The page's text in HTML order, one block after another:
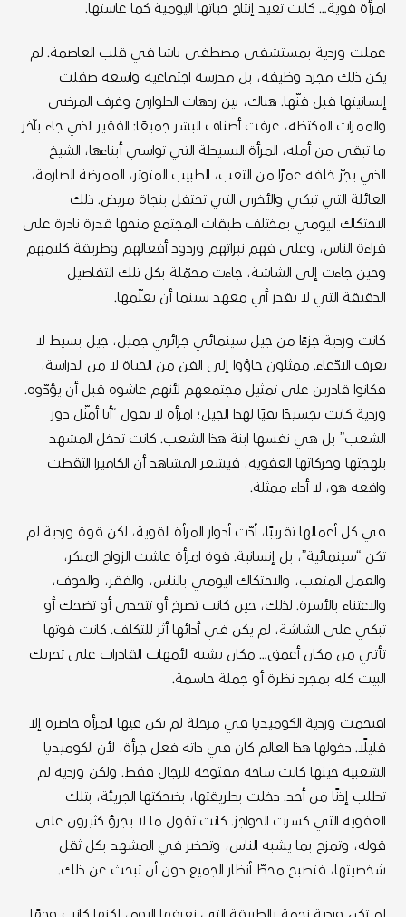
امرأة قوية… كانت تعيد إنتاج حياتها اليومية كما عاشتها.
عملت وردية بمستشفى مصطفى باشا في قلب العاصمة. لم
يكن ذلك مجرد وظيفة، بل مدرسة اجتماعية واسعة صقلت
إنسانيتها قبل فنّها. هناك، بين ردهات الطوارئ وغرف المرضى
والممرات المكتظة، عرفت أصناف البشر جميعًا: الفقير الذي جاء بآخر
ما تبقى من أمله، المرأة البسيطة التي تواسي أبناءها، الشيخ
الذي يجرّ خلفه عمرًا من التعب، الطبيب المتوتر، الممرضة الصارمة،
العائلة التي تبكي والأخرى التي تحتفل بنجاة مريض. ذلك
الاحتكاك اليومي بمختلف طبقات المجتمع منحها قدرة نادرة على
قراءة الناس، وعلى فهم نبراتهم وردود أفعالهم وطريقة كلامهم
وحين جاءت إلى الشاشة، جاءت محمّلة بكل تلك التفاصيل
الدقيقة التي لا يقدر أي معهد سينما أن يعلّمها.
كانت وردية جزءًا من جيل سينمائي جزائري جميل، جيل بسيط لا
يعرف الادّعاء. ممثلون جاؤوا إلى الفن من الحياة لا من الدراسة،
فكانوا قادرين على تمثيل مجتمعهم لأنهم عاشوه قبل أن يؤدّوه.
وردية كانت تجسيدًا نقيًا لهذا الجيل؛ امرأة لا تقول “أنا أمثّل دور
الشعب” بل هي نفسها ابنة هذا الشعب. كانت تدخل المشهد
بلهجتها وحركاتها العفوية، فيشعر المشاهد أن الكاميرا التقطت
واقعه هو، لا أداء ممثلة.
في كل أعمالها تقريبًا، أدّت أدوار المرأة القوية، لكن قوة وردية لم
تكن “سينمائية”، بل إنسانية. قوة امرأة عاشت الزواج المبكر،
والعمل المتعب، والاحتكاك اليومي بالناس، والفقر، والخوف،
والاعتناء بالأسرة. لذلك، حين كانت تصرخ أو تتحدى أو تضحك أو
تبكي على الشاشة، لم يكن في أدائها أثر للتكلف. كانت قوتها
تأتي من مكان أعمق… مكان يشبه الأمهات القادرات على تحريك
البيت كله بمجرد نظرة أو جملة حاسمة.
اقتحمت وردية الكوميديا في مرحلة لم تكن فيها المرأة حاضرة إلا
قليلًا. دخولها هذا العالم كان في ذاته فعل جرأة، لأن الكوميديا
الشعبية حينها كانت ساحة مفتوحة للرجال فقط. ولكن وردية لم
تطلب إذنًا من أحد. دخلت بطريقتها، بضحكتها الجريئة، بتلك
العفوية التي كسرت الحواجز. كانت تقول ما لا يجرؤ كثيرون على
قوله، وتمزح بما يشبه الناس، وتحضر في المشهد بكل ثقل
شخصيتها، فتصبح محطّ أنظار الجميع دون أن تبحث عن ذلك.